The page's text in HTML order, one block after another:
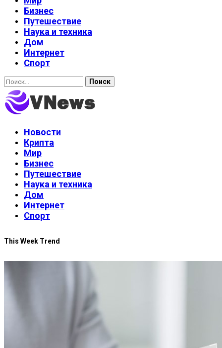
Бизнес
Путешествие
Наука и техника
Дом
Интернет
Спорт
Найти:
Новости
Крипта
Мир
Бизнес
Путешествие
Наука и техника
Дом
Интернет
Спорт
This Week Trend